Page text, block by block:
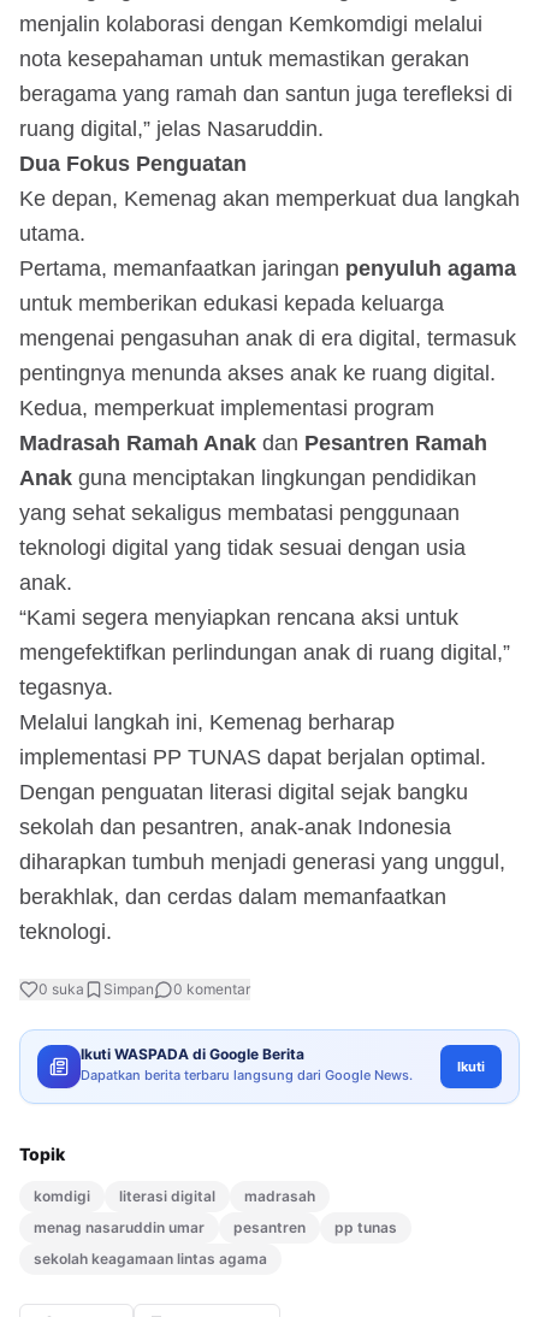
menjalin kolaborasi dengan Kemkomdigi melalui
nota kesepahaman untuk memastikan gerakan
beragama yang ramah dan santun juga terefleksi di
ruang digital,” jelas Nasaruddin.
Dua Fokus Penguatan
Ke depan, Kemenag akan memperkuat dua langkah
utama.
Pertama, memanfaatkan jaringan penyuluh agama
untuk memberikan edukasi kepada keluarga
mengenai pengasuhan anak di era digital, termasuk
pentingnya menunda akses anak ke ruang digital.
Kedua, memperkuat implementasi program
Madrasah Ramah Anak dan Pesantren Ramah
Anak guna menciptakan lingkungan pendidikan
yang sehat sekaligus membatasi penggunaan
teknologi digital yang tidak sesuai dengan usia
anak.
“Kami segera menyiapkan rencana aksi untuk
mengefektifkan perlindungan anak di ruang digital,”
tegasnya.
Melalui langkah ini, Kemenag berharap
implementasi PP TUNAS dapat berjalan optimal.
Dengan penguatan literasi digital sejak bangku
sekolah dan pesantren, anak-anak Indonesia
diharapkan tumbuh menjadi generasi yang unggul,
berakhlak, dan cerdas dalam memanfaatkan
teknologi.
0 suka Simpan 0 komentar
Ikuti WASPADA di Google Berita
Dapatkan berita terbaru langsung dari Google News. Ikuti
Topik
komdigi literasi digital
madrasah
menag nasaruddin umar
pesantren
pp tunas
sekolah keagamaan lintas agama